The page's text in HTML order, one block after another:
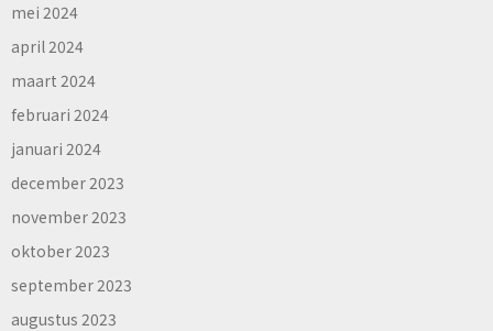
mei 2024
april 2024
maart 2024
februari 2024
januari 2024
december 2023
november 2023
oktober 2023
september 2023
augustus 2023